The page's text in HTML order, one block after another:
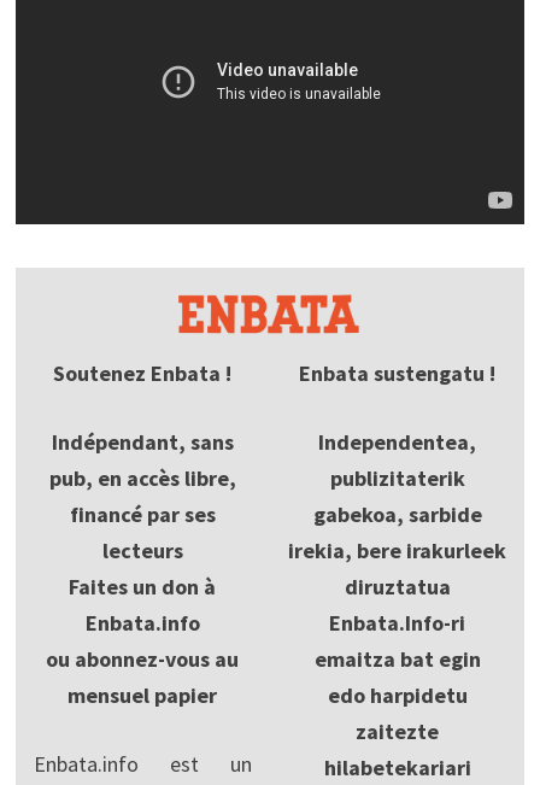
Soutenez Enbata !
Indépendant, sans
pub, en accès libre,
financé par ses
lecteurs
Faites un don à
Enbata.info
ou abonnez-vous au
mensuel papier
Enbata.info est un
Enbata sustengatu !
Independentea,
publizitaterik
gabekoa, sarbide
irekia, bere irakurleek
diruztatua
Enbata.Info-ri
emaitza bat egin
edo harpidetu
zaitezte
hilabetekariari